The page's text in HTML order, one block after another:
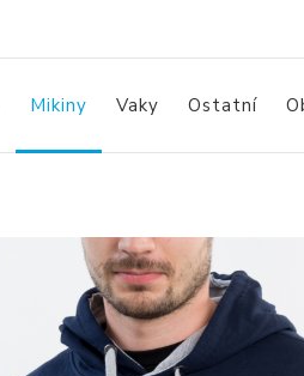
Mikiny Vaky Ostatní